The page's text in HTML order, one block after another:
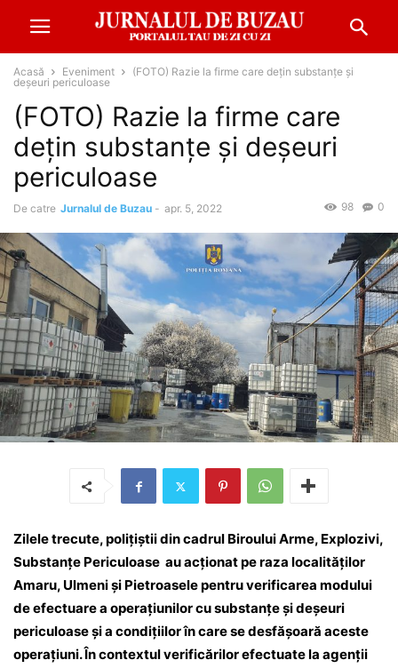
Acasă Eveniment
(FOTO) Razie la firme care dețin substanțe și
deșeuri periculoase
(FOTO) Razie la firme care
dețin substanțe și deșeuri
periculoase
De catre Jurnalul de Buzau - apr. 5, 2022 0
98
Zilele trecute, poliţiştii din cadrul Biroului Arme, Explozivi,
Substanţe Periculoase au acționat pe raza localităților
Amaru, Ulmeni și Pietroasele pentru verificarea modului
de efectuare a operațiunilor cu substanțe și deșeuri
periculoase și a condițiilor în care se desfășoară aceste
operațiuni. În contextul verificărilor efectuate la agenţii